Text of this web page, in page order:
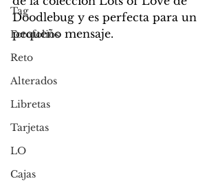
Tag
Fotofolios
Reto
Alterados
Libretas
Tarjetas
LO
Cajas
Doodlebug y es perfecta para un
pequeño mensaje.